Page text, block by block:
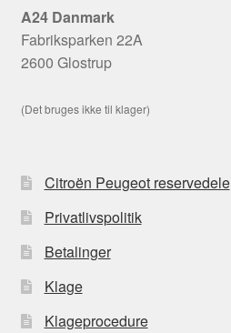
A24 Danmark
Fabriksparken 22A
2600 Glostrup
(Det bruges ikke til klager)
Citroën Peugeot reservedele
Privatlivspolitik
Betalinger
Klage
Klageprocedure